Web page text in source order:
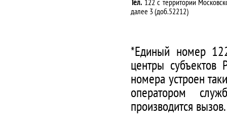
далее 3 (доб.52212)
*Единый номер
центры субъектов
номера устроен
оператором
производится вызов.